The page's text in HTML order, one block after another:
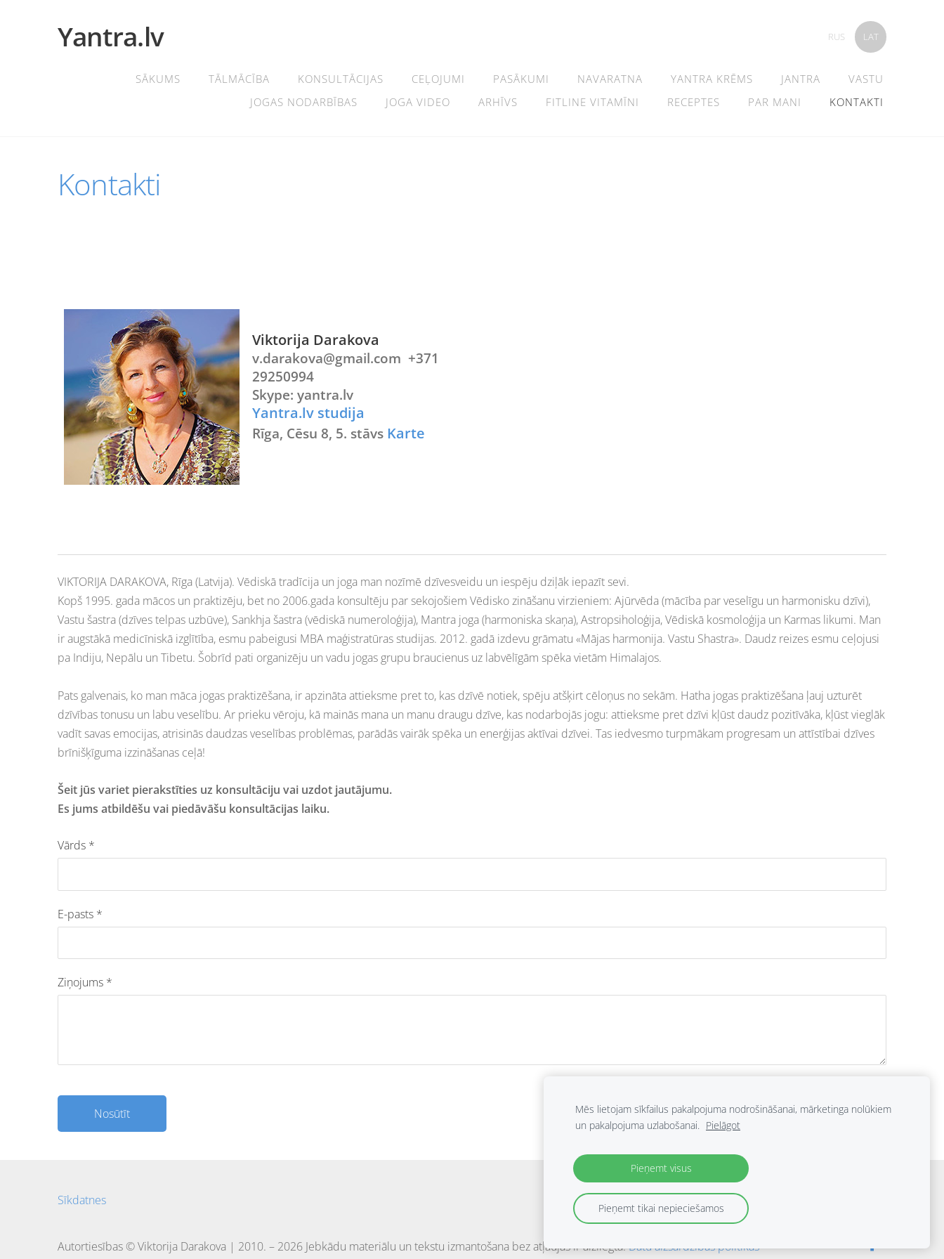
Yantra.lv
SĀKUMS TĀLMĀCĪBA KONSULTĀCIJAS CEĻOJUMI PASĀKUMI NAVARATNA YANTRA KRĒMS JANTRA
VASTU
JOGAS NODARBĪBAS
JOGA VIDEO ARHĪVS FITLINE VITAMĪNI RECEPTES PAR MANI KONTAKTI
RUS LAT
Kontakti
Viktorija Darakova
v.darakova@gmail.com +371
29250994
Skype: yantra.lv
Yantra.lv studija
Rīga, Cēsu 8, 5. stāvs Karte
VIKTORIJA DARAKOVA, Rīga (Latvija). Vēdiskā tradīcija un joga man nozīmē dzīvesveidu un iespēju dziļāk iepazīt sevi.
Kopš 1995. gada mācos un praktizēju, bet no 2006.gada konsultēju par sekojošiem Vēdisko zināšanu virzieniem: Ajūrvēda (mācība par veselīgu un harmonisku dzīvi),
Vastu šastra (dzīves telpas uzbūve), Sankhja šastra (vēdiskā numeroloģija), Mantra joga (harmoniska skaņa), Astropsiholoģija, Vēdiskā kosmoloģija un Karmas likumi. Man
ir augstākā medicīniskā izglītība, esmu pabeigusi MBA maģistratūras studijas. 2012. gadā izdevu grāmatu «Mājas harmonija. Vastu Shastra». Daudz reizes esmu ceļojusi
pa Indiju, Nepālu un Tibetu. Šobrīd pati organizēju un vadu jogas grupu braucienus uz labvēlīgām spēka vietām Himalajos.
Pats galvenais, ko man māca jogas praktizēšana, ir apzināta attieksme pret to, kas dzīvē notiek, spēju atšķirt cēloņus no sekām. Hatha jogas praktizēšana ļauj uzturēt
dzīvības tonusu un labu veselību. Ar prieku vēroju, kā mainās mana un manu draugu dzīve, kas nodarbojās jogu: attieksme pret dzīvi kļūst daudz pozitīvāka, kļūst vieglāk
vadīt savas emocijas, atrisinās daudzas veselības problēmas, parādās vairāk spēka un enerģijas aktīvai dzīvei. Tas iedvesmo turpmākam progresam un attīstībai dzīves
brīnišķīguma izzināšanas ceļā!
Šeit jūs variet pierakstīties uz konsultāciju vai uzdot jautājumu.
Es jums atbildēšu vai piedāvāšu konsultācijas laiku.
Vārds *
E-pasts *
Ziņojums *
Sīkdatnes
Autortiesības © Viktorija Darakova | 2010. – 2026 Jebkādu materiālu un tekstu izmantošana bez atļaujas ir aizliegta.Datu aizsardzības politikas
Mēs lietojam sīkfailus pakalpojuma nodrošināšanai, mārketinga nolūkiem
un pakalpojuma uzlabošanai. Pielāgot
Pieņemt visus
Pieņemt tikai nepieciešamos